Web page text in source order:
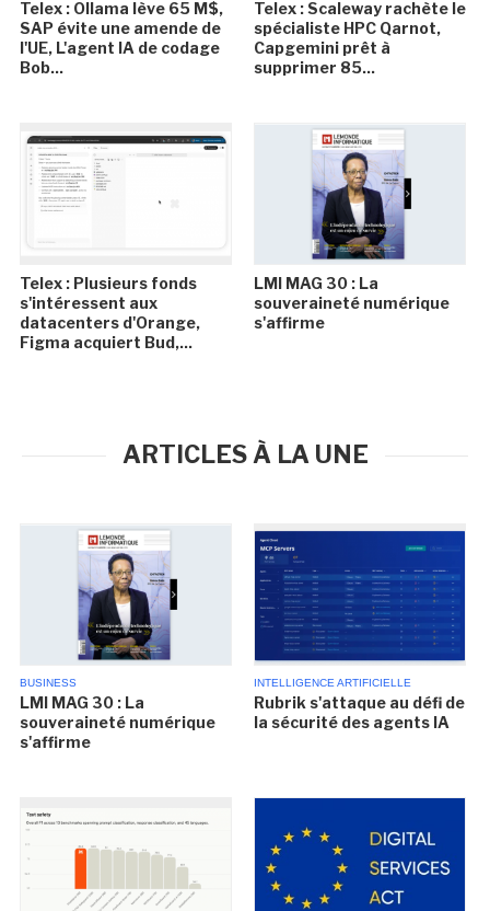
Telex : Ollama lève 65 M$,
SAP évite une amende de
l'UE, L'agent IA de codage
Bob...
Telex : Scaleway rachète le
spécialiste HPC Qarnot,
Capgemini prêt à
supprimer 85...
Telex : Plusieurs fonds
s'intéressent aux
datacenters d'Orange,
Figma acquiert Bud,...
LMI MAG 30 : La
souveraineté numérique
s'affirme
ARTICLES À LA UNE
BUSINESS
LMI MAG 30 : La
souveraineté numérique
s'affirme
INTELLIGENCE ARTIFICIELLE
Rubrik s'attaque au défi de
la sécurité des agents IA